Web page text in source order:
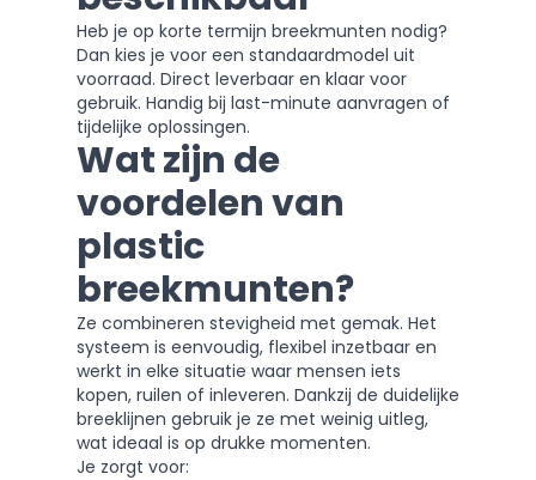
Heb je op korte termijn breekmunten nodig?
Dan kies je voor een standaardmodel uit
voorraad. Direct leverbaar en klaar voor
gebruik. Handig bij last-minute aanvragen of
tijdelijke oplossingen.
Wat zijn de
voordelen van
plastic
breekmunten?
Ze combineren stevigheid met gemak. Het
systeem is eenvoudig, flexibel inzetbaar en
werkt in elke situatie waar mensen iets
kopen, ruilen of inleveren. Dankzij de duidelijke
breeklijnen gebruik je ze met weinig uitleg,
wat ideaal is op drukke momenten.
Je zorgt voor: